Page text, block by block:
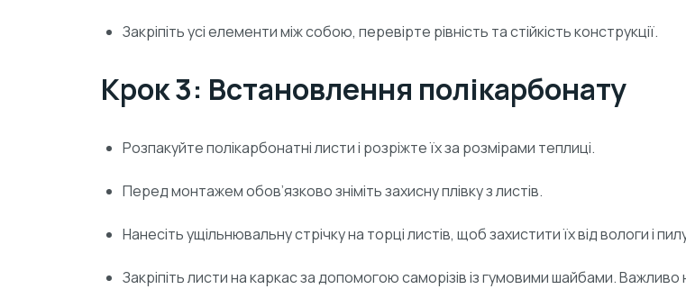
Закріпіть усі елементи між собою, перевірте рівність та стійкість конструкції.
Крок 3: Встановлення полікарбонату
Розпакуйте полікарбонатні листи і розріжте їх за розмірами теплиці.
Перед монтажем обов’язково зніміть захисну плівку з листів.
Нанесіть ущільнювальну стрічку на торці листів, щоб захистити їх від вологи і
Закріпіть листи на каркас за допомогою саморізів із гумовими шайбами.